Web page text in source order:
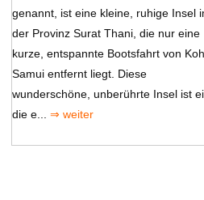
genannt, ist eine kleine, ruhige Insel
der Provinz Surat Thani, die nur eine
kurze, entspannte Bootsfahrt von Koh
Samui entfernt liegt. Diese
wunderschöne, unberührte Insel ist
die e... ⇒ weiter